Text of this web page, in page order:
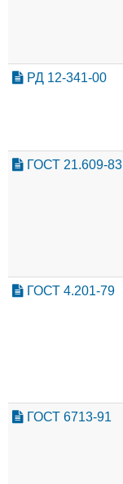
РД 12-341-00
ГОСТ 21.609-83
ГОСТ 4.201-79
ГОСТ 6713-91